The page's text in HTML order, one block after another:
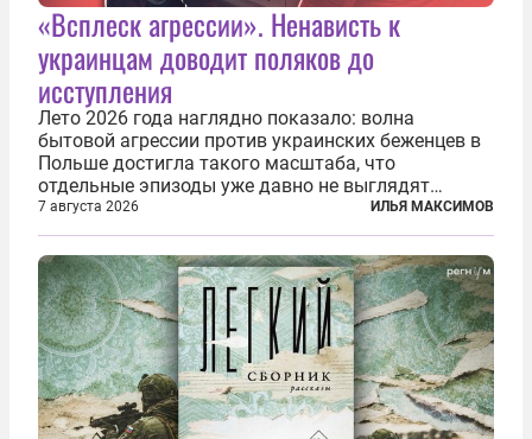
«Всплеск агрессии». Ненависть к
украинцам доводит поляков до
исступления
Лето 2026 года наглядно показало: волна
бытовой агрессии против украинских беженцев в
Польше достигла такого масштаба, что
отдельные эпизоды уже давно не выглядят
случайными. Поляки, судя по происходящему,
буквально теряют рассудок от ненависти к
украинским беженцам, и каждый новый случай
по-своему...
7 августа 2026 ИЛЬЯ МАКСИМОВ